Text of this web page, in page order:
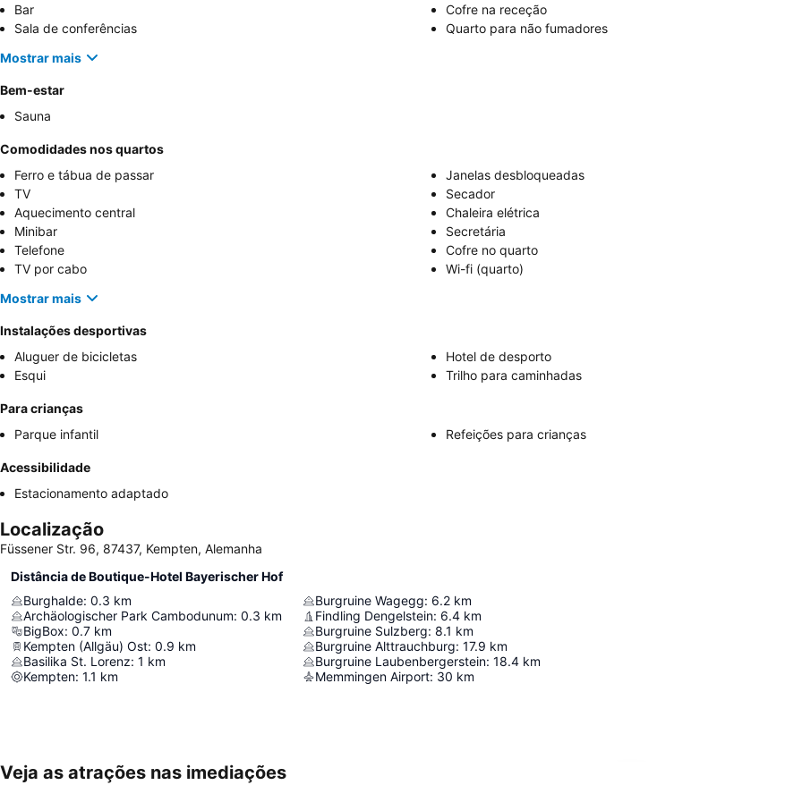
Bar
Cofre na receção
Sala de conferências
Quarto para não fumadores
Mostrar mais
Bem-estar
Sauna
Comodidades nos quartos
Ferro e tábua de passar
Janelas desbloqueadas
TV
Secador
Aquecimento central
Chaleira elétrica
Minibar
Secretária
Telefone
Cofre no quarto
TV por cabo
Wi-fi (quarto)
Mostrar mais
Instalações desportivas
Aluguer de bicicletas
Hotel de desporto
Esqui
Trilho para caminhadas
Para crianças
Parque infantil
Refeições para crianças
Acessibilidade
Estacionamento adaptado
Localização
Füssener Str. 96, 87437, Kempten, Alemanha
Distância de Boutique-Hotel Bayerischer Hof
Burghalde: 0.3 km
Archäologischer Park Cambodunum: 0.3 km
BigBox: 0.7 km
Kempten (Allgäu) Ost: 0.9 km
Basilika St. Lorenz: 1 km
Kempten: 1.1 km
Burgruine Wagegg: 6.2 km
Findling Dengelstein: 6.4 km
Burgruine Sulzberg: 8.1 km
Burgruine Alttrauchburg: 17.9 km
Burgruine Laubenbergerstein: 18.4 km
Memmingen Airport: 30 km
Veja as atrações nas imediações